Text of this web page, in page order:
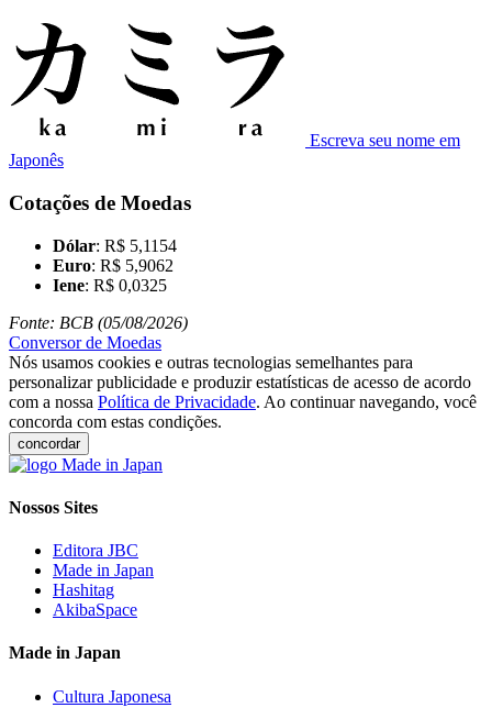
Escreva seu nome em
Japonês
Cotações de Moedas
Dólar: R$ 5,1154
Euro: R$ 5,9062
Iene: R$ 0,0325
Fonte: BCB (05/08/2026)
Conversor de Moedas
Nós usamos cookies e outras tecnologias semelhantes para
personalizar publicidade e produzir estatísticas de acesso de acordo
com a nossa Política de Privacidade. Ao continuar navegando, você
concorda com estas condições.
concordar
Nossos Sites
Editora JBC
Made in Japan
Hashitag
AkibaSpace
Made in Japan
Cultura Japonesa